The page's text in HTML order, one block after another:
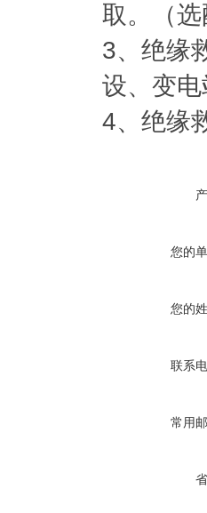
取。（
3、绝缘
设、变
4、绝缘
您的
您的
联系
常用